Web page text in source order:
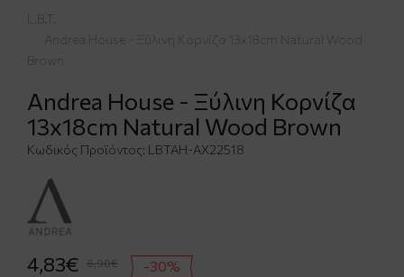
L.B.T.
Andrea House - Ξύλινη Κορνίζα 13x18cm Natural Wood
Brown
Andrea House - Ξύλινη Κορνίζα
13x18cm Natural Wood Brown
Κωδικός Προϊόντος: LBTAH-AX22518
4,83€ 6,90€ -30%